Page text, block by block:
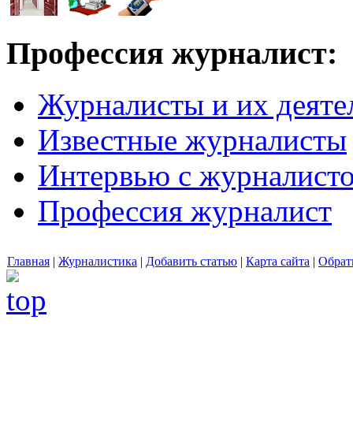
Профессия журналист:
Журналисты и их
Известные журналисты
Интервью с
Профессия журналист
Главная | Журналистика | Добавить статью | Карта сайта |